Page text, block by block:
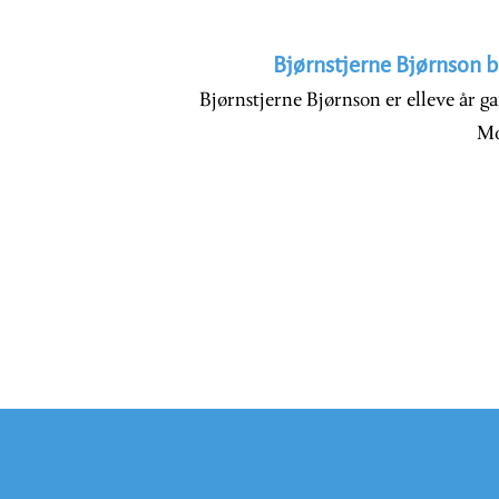
Bjørnstjerne Bjørnson
Bjørnstjerne Bjørnson er elleve år